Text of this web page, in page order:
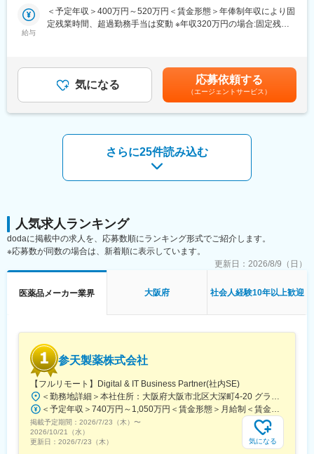
月に1回の学術研修にて医薬品知識、理系知識、法令知識、営業ト
ーク研修など様々な知識を身に付けていただける環境です！文系
全国の薬局・薬店有志が結集して組織された「日本専門薬局同志
会（通称：日専同）との繋がりや主力商品である「キヨーレオピ
ン」の商品力もあり、営業のしやすさが特徴です♪
滋養強壮剤「キヨーレオピン」などで知られる医薬品メーカーで
す。創業以来「国民の健康に奉仕する」という理念のもと、研究
開発から製造・販売まで一貫体制を構築。薬局・薬店との信頼関
係を重視し、地域医療の質向上に貢献する営業活動を展開してい
・決算業務（月次・年次）
・国内子会社管理
・海外子会社管理(ベトナム・中国)
※予実分析、予算策定はありません。
■募集背景：
経理部は役員・経営層と非常に近い距離で仕事をしており、週1回
経理会議の際には役員との会議を運営していきます。役員との調
整や判断を行う際のアシスト、議論などを行うため、やりがいを
実感できるポジションです。
代2名（男女）
■当社の魅力：
◇風通しの良さ
社内にはアナログ・Web両方の意見箱があり、年次や役職に関係
率化から働きやすさ向上まで、社員の声が実際の制度や運営改善
善プロジェクトに挑戦できるため、日々の仕事を通じて着実にス
キルアップできる環境です。
◇社長との1on1
定期的に社長との個別面談を実施しており、業務課題だけでな
く、将来のキャリアや身につけたいスキル、挑戦したい業務につ
いて直接相談できます。
「言われたことをこなす」のではなく、自身の意思でキャリアを
切り拓いていける点が大きな魅力です。
◇成長を続ける企業
当社グループ売上高は約470億円、従業員数は約1,450名規模へ成
給与
＜予定年収＞400万円～520万円＜賃金形態＞年俸制年収により固
定残業時間、超過勤務手当は変動 ※年収320万円の場合:固定残業0
業手当＞有＜給与補足＞■昇給：年1回■賞与：業績・査定により
決算賞与有（期を1年在籍して支給）年収：4,503,000円 月収
375,250円→基本給306,675円、住宅手当45,000円、超過勤務手当
23,575円超過勤務手当に相当する時間外勤務のみなし時間は8.75
の金額であり、選考を通じて上下する可能性があります。月給(月
額)は固定手当を含めた表記です。
気になる 応募依頼する
（エージェントサービス）
さらに25件読み込む
人気求人ランキング
dodaに掲載中の求人を、応募数順にランキング形式でご紹介します。
※応募数が同数の場合は、新着順に表示しています。
更新日： 2026/8/9（日）
医薬品メーカー業界 大阪府 社会人経験10年以上歓迎
参天製薬株式会社
【フルリモート】Digital & IT Business Partner(社内SE)
掲載予定期間： 2026/7/23（木） 〜
2026/10/21（水）
更新日： 2026/7/23（木） 気になる